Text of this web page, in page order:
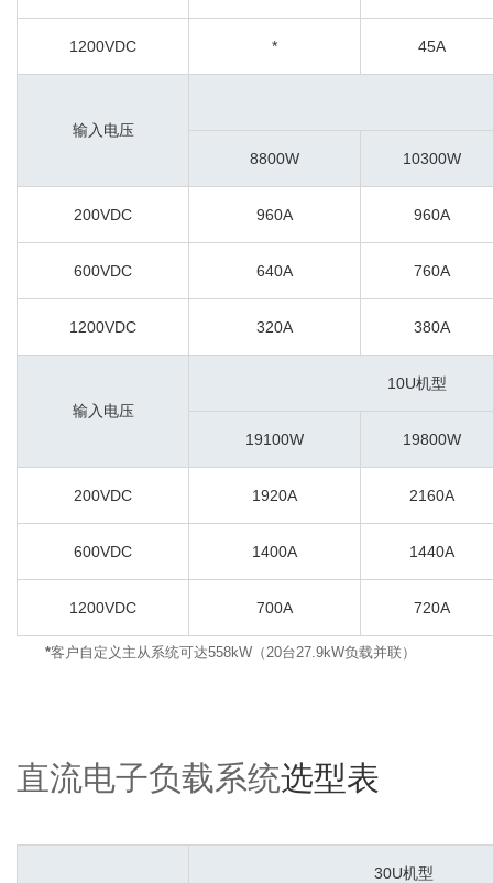
1200VDC * 45A
输入电压
8800W
10300W
200VDC 960A 960A
600VDC 640A 760A
1200VDC 320A 380A
输入电压
10U机型
19100W 19800W
200VDC 1920A 2160A
600VDC 1400A 1440A
1200VDC 700A 720A
*客户自定义主从系统可达558kW（20台27.9kW负载并联）
直流电子负载系统选型表
30U机型